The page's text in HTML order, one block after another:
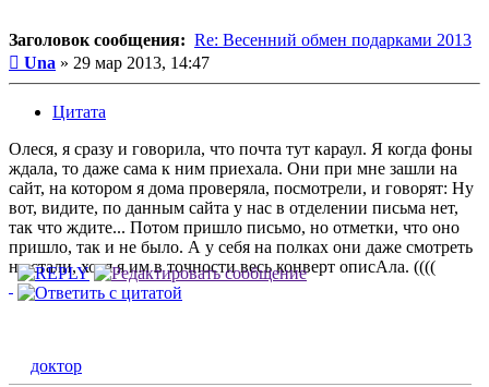
Заголовок сообщения: Re: Весенний обмен подарками 2013
Сообщение
Una » 29 мар 2013, 14:47
Цитата
Олеся, я сразу и говорила, что почта тут караул. Я когда фоны
ждала, то даже сама к ним приехала. Они при мне зашли на
сайт, на котором я дома проверяла, посмотрели, и говорят: Ну
вот, видите, по данным сайта у нас в отделении письма нет,
так что ждите... Потом пришло письмо, но отметки, что оно
пришло, так и не было. А у себя на полках они даже смотреть
не стали, хотя я им в точности весь конверт описАла. ((((
доктор